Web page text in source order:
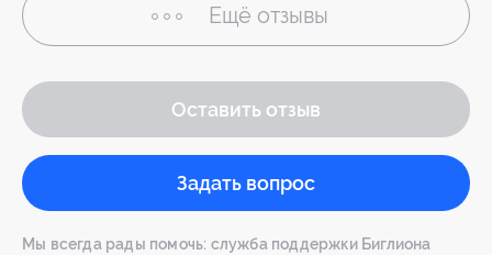
Ещё отзывы
Оставить отзыв
Задать вопрос
Мы всегда рады помочь: служба поддержки Биглиона